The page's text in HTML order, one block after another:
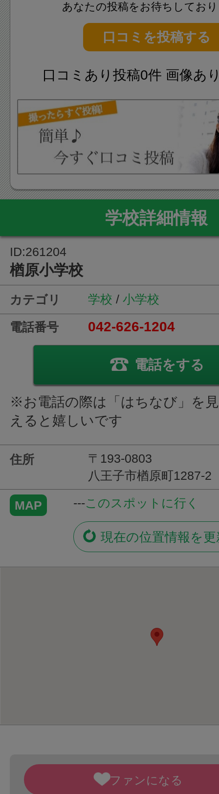
あなたの投稿をお待ちしてお
口コミを投稿する
口コミあり投稿0件 画像あ
学校詳細情報
ID:261204
楢原小学校
カテゴリ 学校 / 小学校
電話番号 042-626-1204
電話をする
※お電話の際は「はちなび」を
えると嬉しいです
住所
〒193-0803
八王子市楢原町1287-2
MAP ---このスポットに行く
現在の位置情報を